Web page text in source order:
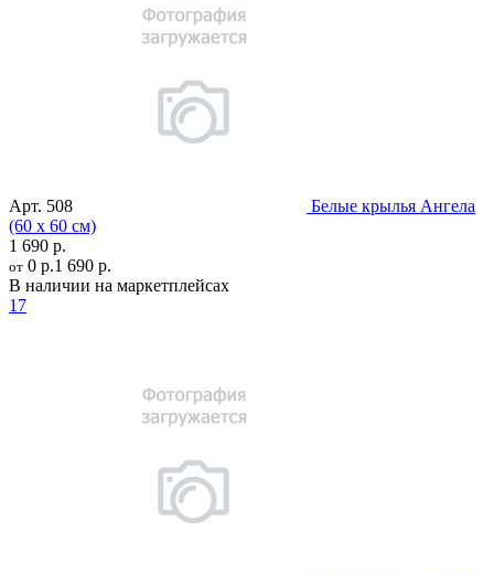
Арт. 508
Белые крылья Ангела
(60 х 60 см)
1 690 р.
от 0 р.1 690 р.
В наличии на маркетплейсах
17